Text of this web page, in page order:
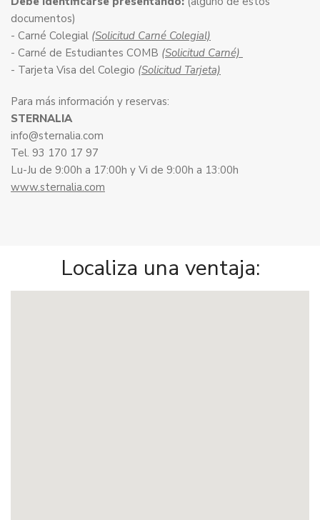
documentos)
- Carné Colegial (Solicitud Carné Colegial)
- Carné de Estudiantes COMB (Solicitud Carné)
- Tarjeta Visa del Colegio (Solicitud Tarjeta)
Para más información y reservas:
STERNALIA
info@sternalia.com
Tel. 93 170 17 97
Lu-Ju de 9:00h a 17:00h y Vi de 9:00h a 13:00h
www.sternalia.com
Localiza una ventaja: